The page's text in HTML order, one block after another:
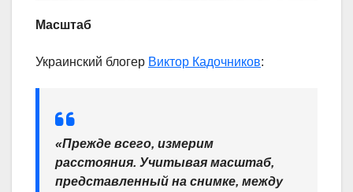
Масштаб
Украинский блогер Виктор Кадочников:
«Прежде всего, измерим
расстояния. Учитывая масштаб,
представленный на снимке, между